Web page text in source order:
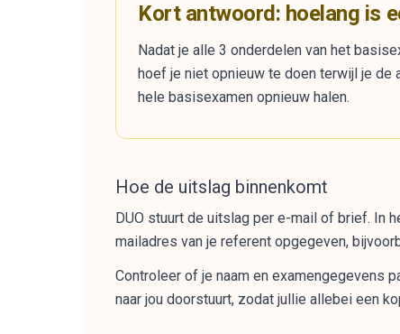
Kort antwoord: hoelang is
Nadat je alle 3 onderdelen van het
hoef je niet opnieuw te doen terwijl je de
hele basisexamen opnieuw halen.
Hoe de uitslag binnenkomt
DUO stuurt de uitslag per e-mail of brief. In
mailadres van je referent opgegeven,
Controleer of je naam en examengegevens
naar jou doorstuurt, zodat jullie allebei een